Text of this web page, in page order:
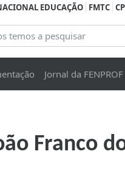
EDUCAÇÃO FMTC
Jornal da FENPROF
Franco